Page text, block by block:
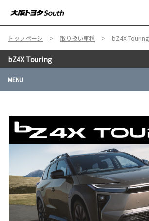
トップページ 取り扱い車種 bZ4X Touring
bZ4X Touring
MENU